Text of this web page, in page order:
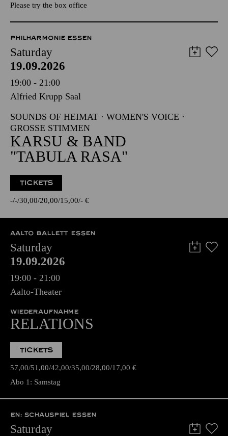
Please try the box office
PHILHARMONIE ESSEN
Saturday
19.09.2026
19:00 - 21:00
Alfried Krupp Saal
SOUNDS OF HEIMAT · WOMEN'S VOICE ·
GROSSE STIMMEN
KARSU & BAND
"TABULA RASA"
TICKETS
- - 30,00 20,00 15,00 - €
AALTO BALLETT ESSEN
Saturday
19.09.2026
19:00 - 21:00
Aalto-Theater
WIEDERAUFNAHME
RELATIONS
TICKETS
57,00 51,00 42,00 35,00 28,00 17,00 €
Abo 1: Samstag
EN: SCHAUSPIEL ESSEN
Saturday